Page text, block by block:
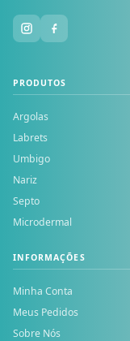
PRODUTOS
Argolas
Labrets
Umbigo
Nariz
Septo
Microdermal
INFORMAÇÕES
Minha Conta
Meus Pedidos
Sobre Nós